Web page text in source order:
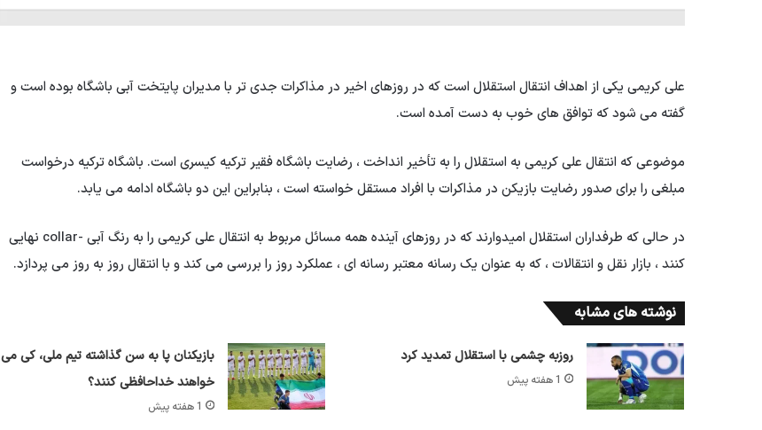
علی کریمی یکی از اهداف انتقال استقلال است که در روزهای اخیر در مذاکرات جدی تر با مدیران پایتخت آبی باشگاه بوده است و
گفته می شود که توافق های خوب به دست آمده است.
موضوعی که انتقال علی کریمی به استقلال را به تأخیر انداخت ، رضایت باشگاه فقیر ترکیه کیسری است. باشگاه ترکیه درخواست
مبلغی را برای صدور رضایت بازیکن در مذاکرات با افراد مستقل خواسته است ، بنابراین این دو باشگاه ادامه می یابد.
در حالی که طرفداران استقلال امیدوارند که در روزهای آینده همه مسائل مربوط به انتقال علی کریمی را به رنگ آبی -collar نهایی
کنند ، بازار نقل و انتقالات ، که به عنوان یک رسانه معتبر رسانه ای ، عملکرد روز را بررسی می کند و با انتقال روز به روز می پردازد.
نوشته های مشابه
روزبه چشمی با استقلال تمدید کرد
1 هفته پیش
بازیکنان پا به سن گذاشته تیم ملی، کی می
خواهند خداحافظی کنند؟
1 هفته پیش